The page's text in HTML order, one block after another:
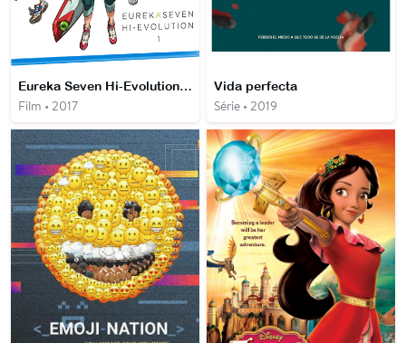
Eureka Seven Hi-Evolution Film 1: RENTON
Film • 2017
Vida perfecta
Série • 2019